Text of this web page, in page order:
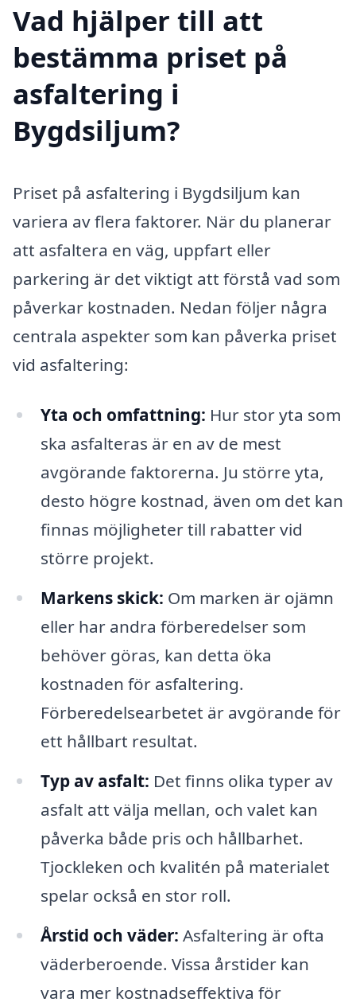
Vad hjälper till att
bestämma priset på
asfaltering i
Bygdsiljum?
Priset på asfaltering i Bygdsiljum kan
variera av flera faktorer. När du planerar
att asfaltera en väg, uppfart eller
parkering är det viktigt att förstå vad som
påverkar kostnaden. Nedan följer några
centrala aspekter som kan påverka priset
vid asfaltering:
Yta och omfattning: Hur stor yta som
ska asfalteras är en av de mest
avgörande faktorerna. Ju större yta,
desto högre kostnad, även om det kan
finnas möjligheter till rabatter vid
större projekt.
Markens skick: Om marken är ojämn
eller har andra förberedelser som
behöver göras, kan detta öka
kostnaden för asfaltering.
Förberedelsearbetet är avgörande för
ett hållbart resultat.
Typ av asfalt: Det finns olika typer av
asfalt att välja mellan, och valet kan
påverka både pris och hållbarhet.
Tjockleken och kvalitén på materialet
spelar också en stor roll.
Årstid och väder: Asfaltering är ofta
väderberoende. Vissa årstider kan
vara mer kostnadseffektiva för